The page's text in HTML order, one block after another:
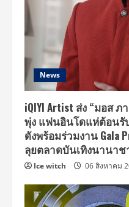
News
iQIYI Artist ส่ง “มอส
พุ่ง แฟนอินโดแห่ต้อนรั
ดังพร้อมร่วมงาน Gala
ลุยตลาดบันเทิงนานาช
Ice witch 06 สิงหาคม